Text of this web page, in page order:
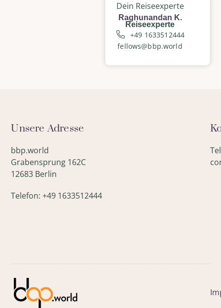
Dein Reiseexperte
Raghunandan K.
Reiseexperte
+49 1633512444
fellows@bbp.world
Unsere Adresse
bbp.world
Grabensprung 162C
12683 Berlin
Telefon: +49 1633512444